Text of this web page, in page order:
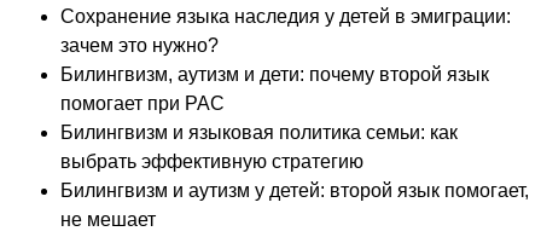
Сохранение языка наследия у детей в эмиграции:
зачем это нужно?
Билингвизм, аутизм и дети: почему второй язык
помогает при РАС
Билингвизм и языковая политика семьи: как
выбрать эффективную стратегию
Билингвизм и аутизм у детей: второй язык помогает,
не мешает